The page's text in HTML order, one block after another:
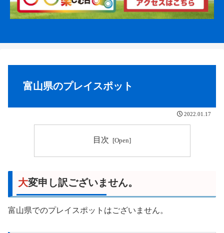
富山県のプレイスポット
2022.01.17
目次
大変申し訳ございません。
富山県でのプレイスポットはございません。